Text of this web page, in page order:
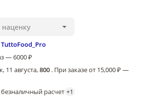
TuttoFood_Pro
— 6000 ₽
11 августа,800 . При заказе от 15,000 ₽ —
расчет +1